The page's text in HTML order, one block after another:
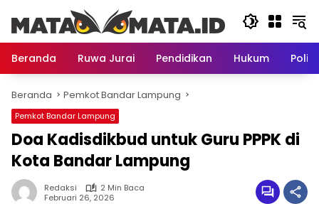
konten
Beranda
Ruwa Jurai Pendidikan Hukum
Beranda Pemkot Bandar Lampung
Pemkot Bandar Lampung
Doa Kadisdikbud untuk Guru PPPK di
Kota Bandar Lampung
Redaksi
2 Min Baca
Februari 26, 2026